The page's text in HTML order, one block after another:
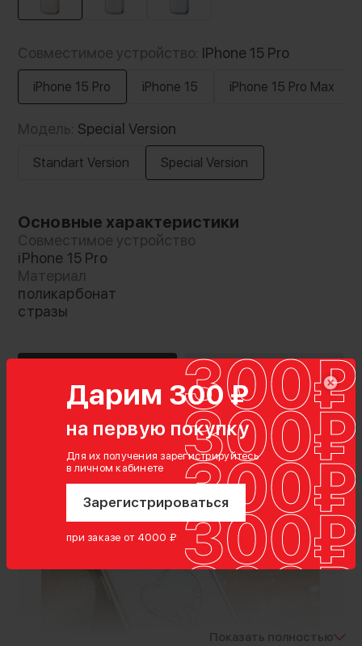
Дарим 300 ₽
на первую покупку
Для их получения зарегистрируйтесь
в личном кабинете
Зарегистрироваться
при заказе от 4000 ₽
Совместимое устройство: IPhone 15 Pro
iPhone 15 Pro iPhone 15 iPhone 15 Pro Max
Модель: Special Version
Standart Version Special Version
Основные характеристики
Совместимое устройство
iPhone 15 Pro
Материал
поликарбонат
стразы
Характеристики
Показать полностью